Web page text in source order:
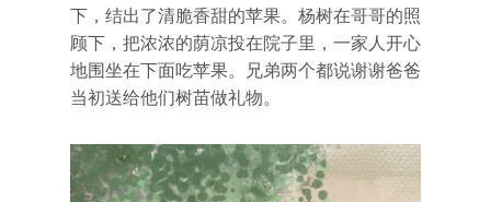
下，结出了清脆香甜的苹果。杨树在哥哥的照
顾下，把浓浓的荫凉投在院子里，一家人开心
地围坐在下面吃苹果。兄弟两个都说谢谢爸爸
当初送给他们树苗做礼物。